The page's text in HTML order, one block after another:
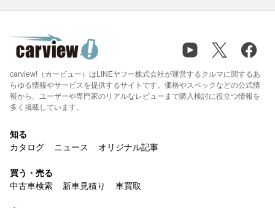
carview!（カービュー）はLINEヤフー株式会社が運営するクルマに関するあ
らゆる情報やサービスを提供するサイトです。価格やスペックなどの公式情
報から、ユーザーや専門家のリアルなレビューまで購入検討に役立つ情報を
多く掲載しています。
知る
カタログ
ニュース オリジナル記事
買う・売る
中古車検索
新車見積り 車買取